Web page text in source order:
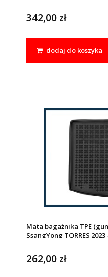
342,00 zł
dodaj do koszyka
Mata bagażnika TPE
SsangYong TORRES 2023
262,00 zł